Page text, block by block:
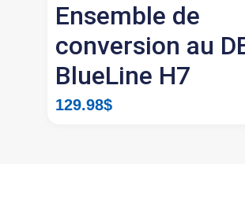
Ensemble de
conversion au
BlueLine H7
129.98$